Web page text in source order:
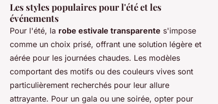
Les styles populaires pour l'été et les
événements
Pour l'été, la robe estivale transparente s'impose
comme un choix prisé, offrant une solution légère et
aérée pour les journées chaudes. Les modèles
comportant des motifs ou des couleurs vives sont
particulièrement recherchés pour leur allure
attrayante. Pour un gala ou une soirée, opter pour